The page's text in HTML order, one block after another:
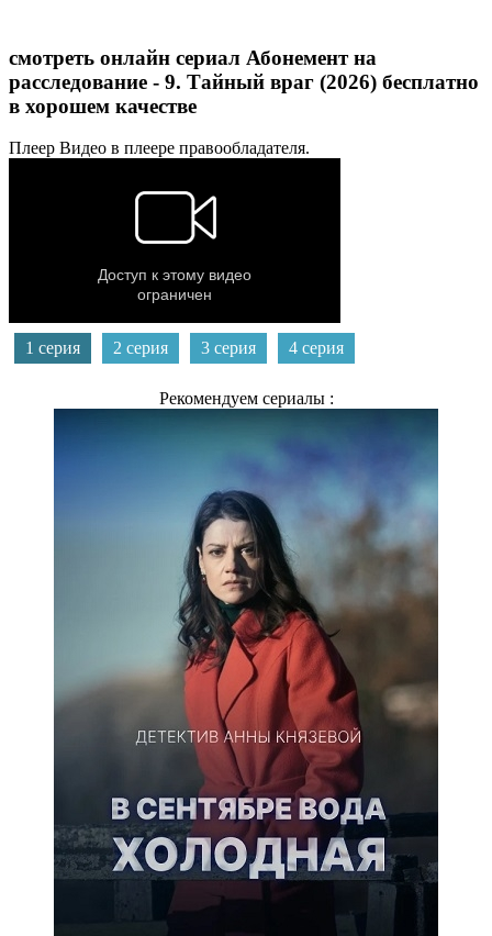
смотреть онлайн сериал Абонемент на
расследование - 9. Тайный враг (2026) бесплатно
в хорошем качестве
Плеер Видео в плеере правообладателя.
1 серия 2 серия 3 серия 4 серия
Рекомендуем сериалы :